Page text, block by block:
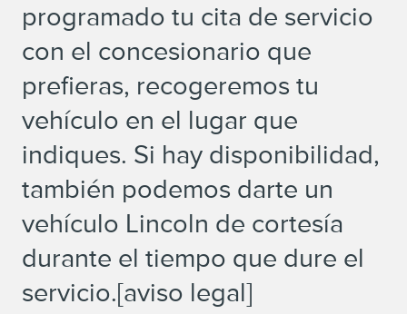
programado tu cita de servicio
con el concesionario que
prefieras, recogeremos tu
vehículo en el lugar que
indiques. Si hay disponibilidad,
también podemos darte un
vehículo Lincoln de cortesía
durante el tiempo que dure el
servicio.[aviso legal]